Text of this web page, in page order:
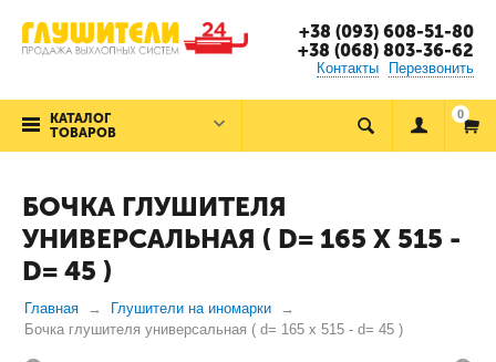
+38 (093) 608-51-80
+38 (068) 803-36-62
Контакты Перезвонить
КАТАЛОГ
ТОВАРОВ
0
БОЧКА ГЛУШИТЕЛЯ
УНИВЕРСАЛЬНАЯ ( D= 165 X 515 -
D= 45 )
Главная
Глушители на иномарки
Бочка глушителя универсальная ( d= 165 x 515 - d= 45 )